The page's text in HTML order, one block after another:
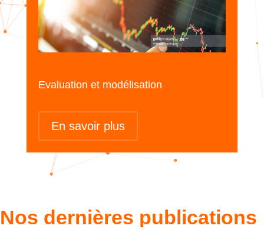
Evaluation et modélisation
En savoir plus
Nos dernières publications